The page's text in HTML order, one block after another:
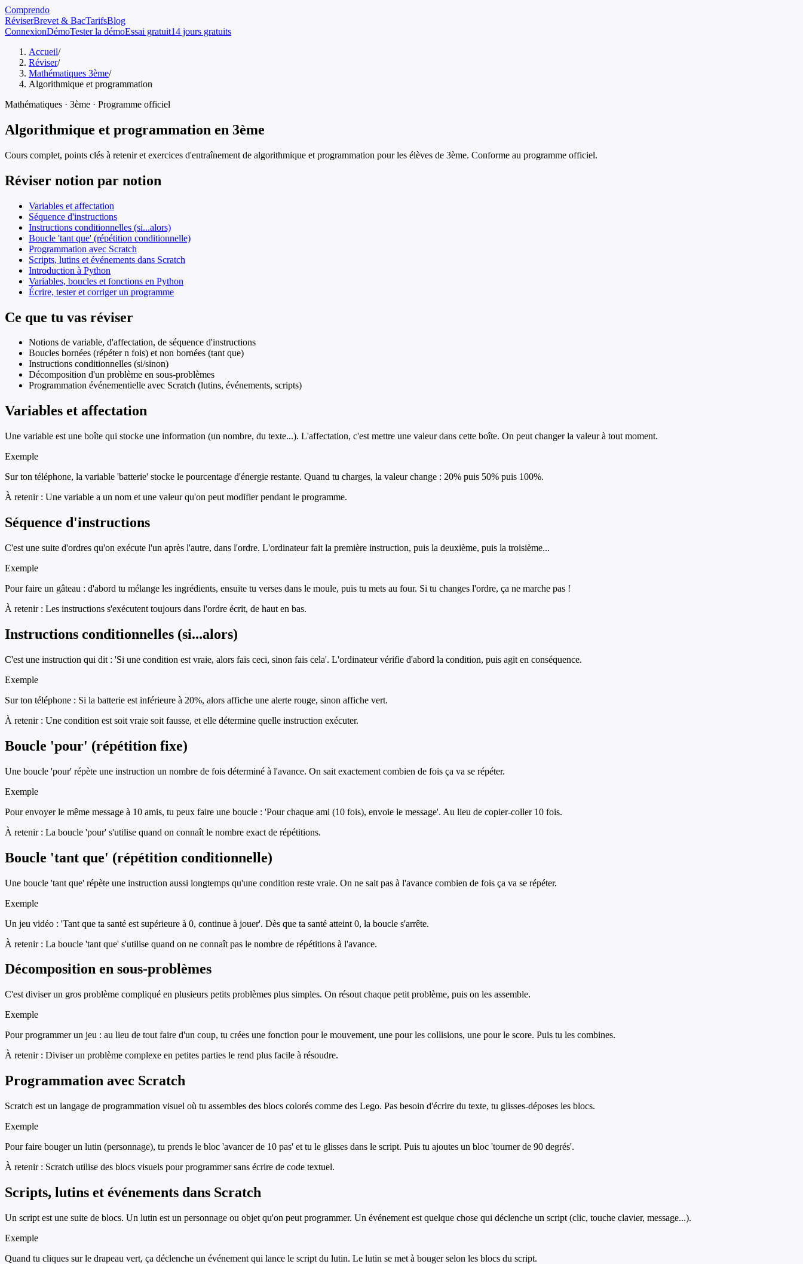
Comprendo
RéviserBrevet & BacTarifsBlog
ConnexionDémoTester la démoEssai gratuit14 jours gratuits
Accueil/
Réviser/
Mathématiques 3ème/
Algorithmique et programmation
Mathématiques · 3ème · Programme officiel
Algorithmique et programmation en 3ème
Cours complet, points clés à retenir et exercices d'entraînement de algorithmique et programmation pour les élèves de 3ème. Conforme au programme officiel.
Réviser notion par notion
Variables et affectation
Séquence d'instructions
Instructions conditionnelles (si...alors)
Boucle 'tant que' (répétition conditionnelle)
Programmation avec Scratch
Scripts, lutins et événements dans Scratch
Introduction à Python
Variables, boucles et fonctions en Python
Écrire, tester et corriger un programme
Ce que tu vas réviser
Notions de variable, d'affectation, de séquence d'instructions
Boucles bornées (répéter n fois) et non bornées (tant que)
Instructions conditionnelles (si/sinon)
Décomposition d'un problème en sous-problèmes
Programmation événementielle avec Scratch (lutins, événements, scripts)
Variables et affectation
Une variable est une boîte qui stocke une information (un nombre, du texte...). L'affectation, c'est mettre une valeur dans cette boîte. On peut changer la valeur à tout moment.
Exemple
Sur ton téléphone, la variable 'batterie' stocke le pourcentage d'énergie restante. Quand tu charges, la valeur change : 20% puis 50% puis 100%.
À retenir : Une variable a un nom et une valeur qu'on peut modifier pendant le programme.
Séquence d'instructions
C'est une suite d'ordres qu'on exécute l'un après l'autre, dans l'ordre. L'ordinateur fait la première instruction, puis la deuxième, puis la troisième...
Exemple
Pour faire un gâteau : d'abord tu mélange les ingrédients, ensuite tu verses dans le moule, puis tu mets au four. Si tu changes l'ordre, ça ne marche pas !
À retenir : Les instructions s'exécutent toujours dans l'ordre écrit, de haut en bas.
Instructions conditionnelles (si...alors)
C'est une instruction qui dit : 'Si une condition est vraie, alors fais ceci, sinon fais cela'. L'ordinateur vérifie d'abord la condition, puis agit en conséquence.
Exemple
Sur ton téléphone : Si la batterie est inférieure à 20%, alors affiche une alerte rouge, sinon affiche vert.
À retenir : Une condition est soit vraie soit fausse, et elle détermine quelle instruction exécuter.
Boucle 'pour' (répétition fixe)
Une boucle 'pour' répète une instruction un nombre de fois déterminé à l'avance. On sait exactement combien de fois ça va se répéter.
Exemple
Pour envoyer le même message à 10 amis, tu peux faire une boucle : 'Pour chaque ami (10 fois), envoie le message'. Au lieu de copier-coller 10 fois.
À retenir : La boucle 'pour' s'utilise quand on connaît le nombre exact de répétitions.
Boucle 'tant que' (répétition conditionnelle)
Une boucle 'tant que' répète une instruction aussi longtemps qu'une condition reste vraie. On ne sait pas à l'avance combien de fois ça va se répéter.
Exemple
Un jeu vidéo : 'Tant que ta santé est supérieure à 0, continue à jouer'. Dès que ta santé atteint 0, la boucle s'arrête.
À retenir : La boucle 'tant que' s'utilise quand on ne connaît pas le nombre de répétitions à l'avance.
Décomposition en sous-problèmes
C'est diviser un gros problème compliqué en plusieurs petits problèmes plus simples. On résout chaque petit problème, puis on les assemble.
Exemple
Pour programmer un jeu : au lieu de tout faire d'un coup, tu crées une fonction pour le mouvement, une pour les collisions, une pour le score. Puis tu les combines.
À retenir : Diviser un problème complexe en petites parties le rend plus facile à résoudre.
Programmation avec Scratch
Scratch est un langage de programmation visuel où tu assembles des blocs colorés comme des Lego. Pas besoin d'écrire du texte, tu glisses-déposes les blocs.
Exemple
Pour faire bouger un lutin (personnage), tu prends le bloc 'avancer de 10 pas' et tu le glisses dans le script. Puis tu ajoutes un bloc 'tourner de 90 degrés'.
À retenir : Scratch utilise des blocs visuels pour programmer sans écrire de code textuel.
Scripts, lutins et événements dans Scratch
Un script est une suite de blocs. Un lutin est un personnage ou objet qu'on peut programmer. Un événement est quelque chose qui déclenche un script (clic, touche clavier, message...).
Exemple
Quand tu cliques sur le drapeau vert, ça déclenche un événement qui lance le script du lutin. Le lutin se met à bouger selon les blocs du script.